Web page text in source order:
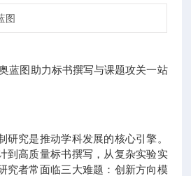
图
蓝图助力标书撰写与课题攻关一站
研究是推动学科发展的核心引擎。
到高质量标书撰写，从复杂实验实
究者常面临三大难题：创新方向模